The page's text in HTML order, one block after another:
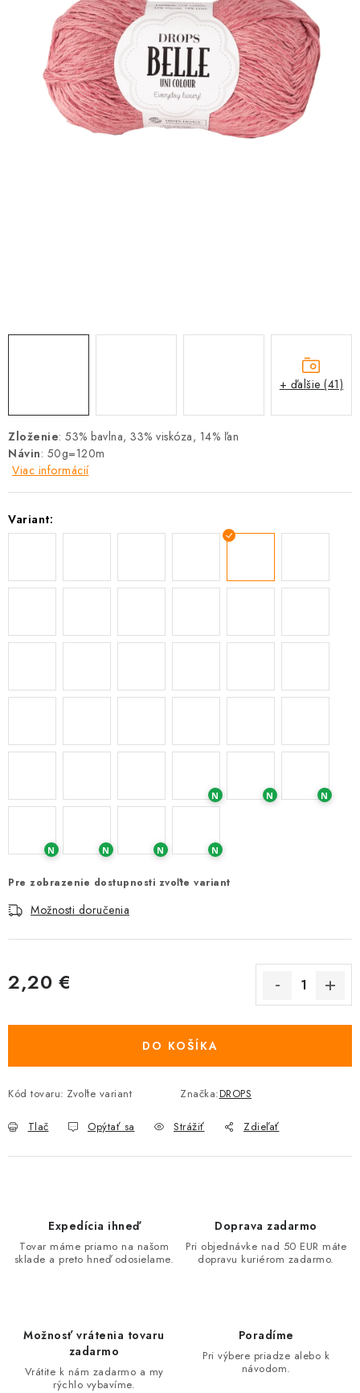
Zloženie: 53% bavlna, 33% viskóza, 14% ľan
Návin: 50g=120m
Viac informácií
Variant:
N N N
N N N N
Pre zobrazenie dostupnosti zvoľte variant
Možnosti doručenia
2,20 €
DO KOŠÍKA
Kód tovaru: Zvoľte variant Značka:DROPS
Tlač Opýtať sa Strážiť Zdieľať
+ ďalšie (41)
Expedícia ihneď
Tovar máme priamo na našom
sklade a preto hneď odosielame.
Doprava zadarmo
Pri objednávke nad 50 EUR máte
dopravu kuriérom zadarmo.
Možnosť vrátenia tovaru
zadarmo
Vrátite k nám zadarmo a my
rýchlo vybavíme.
Poradíme
Pri výbere priadze alebo k
návodom.